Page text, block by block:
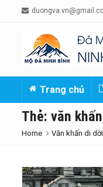
Trang chủ
Thẻ: văn
Home Văn khấn di